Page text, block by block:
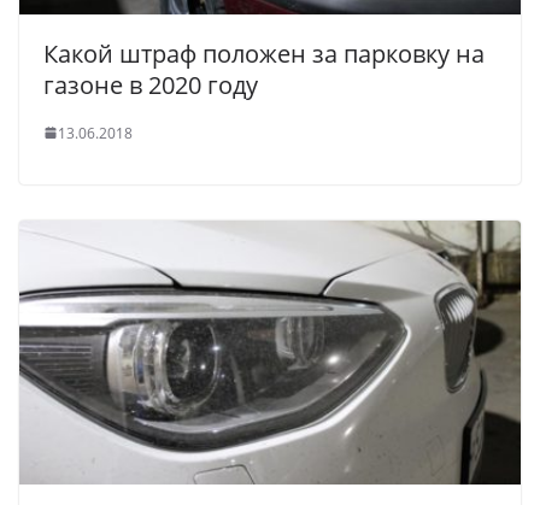
Какой штраф положен за парковку на
газоне в 2020 году
13.06.2018